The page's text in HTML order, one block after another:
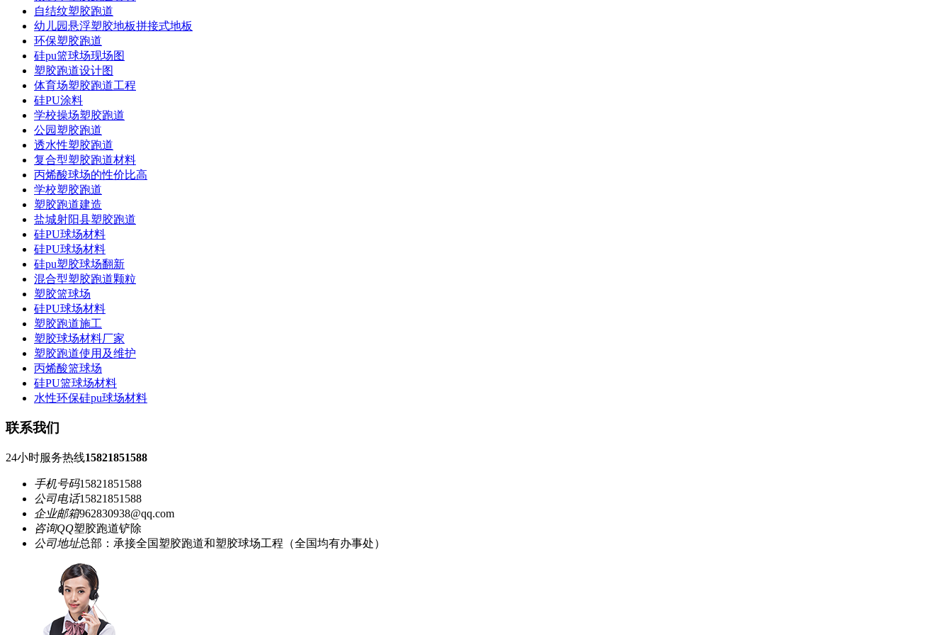
自结纹塑胶跑道
幼儿园悬浮塑胶地板拼接式地板
环保塑胶跑道
硅pu篮球场现场图
塑胶跑道设计图
体育场塑胶跑道工程
硅PU涂料
学校操场塑胶跑道
公园塑胶跑道
透水性塑胶跑道
复合型塑胶跑道材料
丙烯酸球场的性价比高
学校塑胶跑道
塑胶跑道建造
盐城射阳县塑胶跑道
硅PU球场材料
硅PU球场材料
硅pu塑胶球场翻新
混合型塑胶跑道颗粒
塑胶篮球场
硅PU球场材料
塑胶跑道施工
塑胶球场材料厂家
塑胶跑道使用及维护
丙烯酸篮球场
硅PU篮球场材料
水性环保硅pu球场材料
联系我们
24小时服务热线15821851588
手机号码15821851588
公司电话15821851588
企业邮箱962830938@qq.com
咨询QQ塑胶跑道铲除
公司地址总部：承接全国塑胶跑道和塑胶球场工程（全国均有办事处）